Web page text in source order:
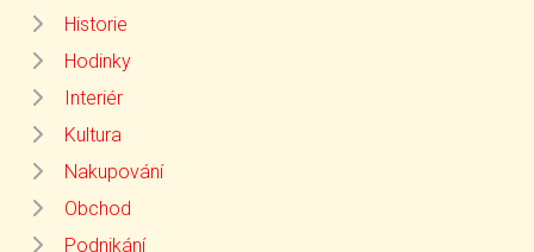
Historie
Hodinky
Interiér
Kultura
Nakupování
Obchod
Podnikání